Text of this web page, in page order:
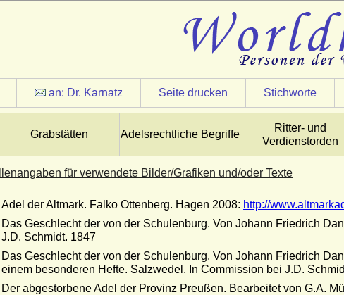
an: Dr. Karnatz Seite drucken Stichworte
Grabstätten Adelsrechtliche Begriffe
Ritter- und
Verdienstorden
für verwendete Bilder/Grafiken und/oder Texte
Adel der Altmark. Falko Ottenberg. Hagen 2008: http://
Das Geschlecht der von der Schulenburg. Von Johann Friedrich
J.D. Schmidt. 1847
Das Geschlecht der von der Schulenburg. Von Johann Friedrich
einem besonderen Hefte. Salzwedel. In Commission bei J.D.
Der abgestorbene Adel der Provinz Preußen. Bearbeitet von G.A.